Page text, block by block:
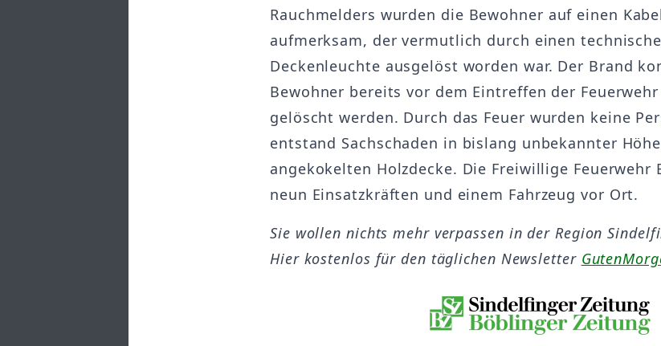
Rauchmelders wurden die Bewohner auf einen
aufmerksam, der vermutlich durch einen
Deckenleuchte ausgelöst worden war. Der Brand
Bewohner bereits vor dem Eintreffen der
gelöscht werden. Durch das Feuer wurden keine
entstand Sachschaden in bislang unbekannter
angekokelten Holzdecke. Die Freiwillige Feuerwehr
neun Einsatzkräften und einem Fahrzeug vor Ort.
Sie wollen nichts mehr verpassen in der Region
Hier kostenlos für den täglichen Newsletter